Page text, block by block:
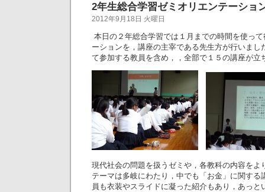
2年生総合学習ゼミオリエンテーショ
2012年9月18日 火曜日
本日の２年総合学習では１月までの時間を使っ
ーションを，講座の主宰である先生方が行いまし
て参加する教員を含め，，全部で１５の講座が立
現代社会の問題を扱うゼミや，各教科の内容をよ
テーマは多岐にわたり，中でも「お金」に関する
員も衣装やスライドに凝った紹介もあり，あっと